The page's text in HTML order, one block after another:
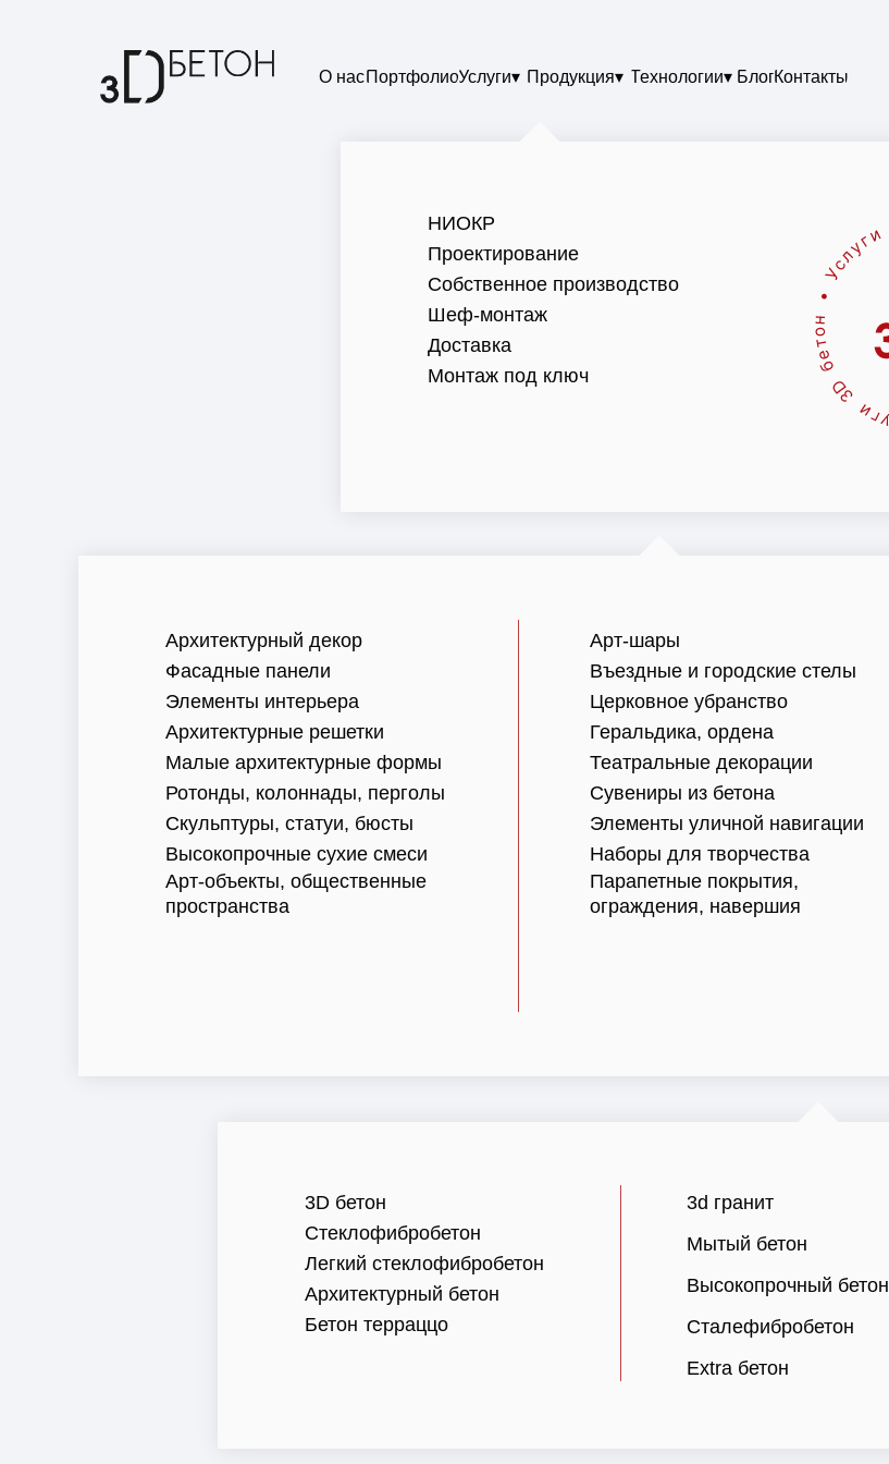
О насПортфолиоУслуги▾ Продукция▾ Технологии▾ БлогКонтакты
НИОКР
Проектирование
Собственное производство
Шеф-монтаж
Доставка
Монтаж под ключ
Арт-шары
Въездные и городские стелы
Церковное убранство
Геральдика, ордена
Театральные декорации
Сувениры из бетона
Элементы уличной навигации
Наборы для творчества
Парапетные покрытия,
ограждения, навершия
Архитектурный декор
Фасадные панели
Элементы интерьера
Архитектурные решетки
Малые архитектурные формы
Ротонды, колоннады, перголы
Скульптуры, статуи, бюсты
Высокопрочные сухие смеси
Арт-объекты, общественные
пространства
3D бетон
Стеклофибробетон
Легкий стеклофибробетон
Архитектурный бетон
Бетон терраццо
Extra бетон
Сталефибробетон
Высокопрочный бетон
Мытый бетон
3d гранит